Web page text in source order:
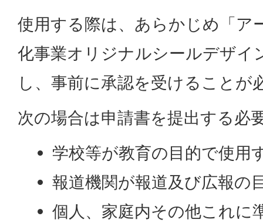
使用する際は、あらかじめ「ア
化事業オリジナルシールデザイ
し、事前に承認を受けることが
次の場合は申請書を提出する必
学校等が教育の目的で使用
報道機関が報道及び広報の
個人、家庭内その他これに